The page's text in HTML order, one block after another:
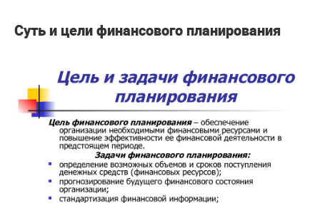
Суть и цели финансового планирования